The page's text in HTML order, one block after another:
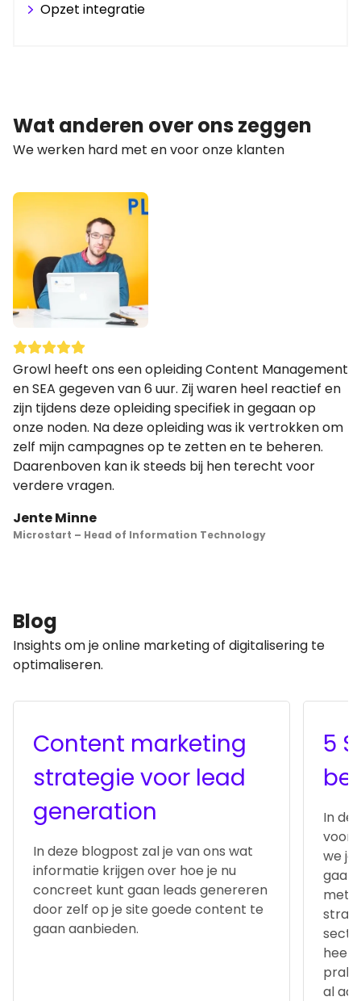
Opzet integratie
Wat anderen over ons zeggen
We werken hard met en voor onze klanten
Growl heeft ons een opleiding Content Management
en SEA gegeven van 6 uur. Zij waren heel reactief en
zijn tijdens deze opleiding specifiek in gegaan op
onze noden. Na deze opleiding was ik vertrokken om
zelf mijn campagnes op te zetten en te beheren.
Daarenboven kan ik steeds bij hen terecht voor
verdere vragen.
Jente Minne
Microstart – Head of Information Technology
Blog
Insights om je online marketing of digitalisering te
optimaliseren.
Content marketing
strategie voor lead
generation
In deze blogpost zal je van ons wat
informatie krijgen over hoe je nu
concreet kunt gaan leads genereren
door zelf op je site goede content te
gaan aanbieden.
5
In
voor
we je
gaan
met
heel
al